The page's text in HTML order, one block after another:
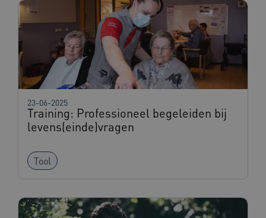
Training: Professioneel begeleiden bij
levens(einde)vragen
23-06-2025
Tool
UMB_SESSION www.beteroud.nl
VISITOR_PRIVACY_METADATA
YouTube